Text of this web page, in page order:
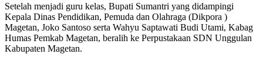
Setelah menjadi guru kelas, Bupati Sumantri yang didampingi
Kepala Dinas Pendidikan, Pemuda dan Olahraga (Dikpora )
Magetan, Joko Santoso serta Wahyu Saptawati Budi Utami, Kabag
Humas Pemkab Magetan, beralih ke Perpustakaan SDN Unggulan
Kabupaten Magetan.